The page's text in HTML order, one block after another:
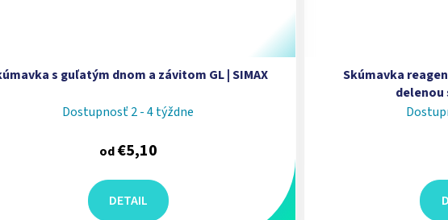
s guľatým dnom a závitom GL | SIMAX
Dostupnosť 2 - 4 týždne
od€5,10
DETAIL
Skúmavka
delenou